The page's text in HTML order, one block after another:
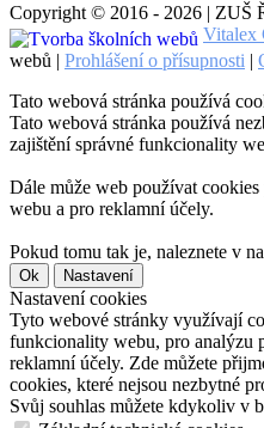
Copyright © 2016 - 2026 | ZUŠ
Vitalex
webů | Prohlášení o přísupnosti |
Tato webová stránka používá
Tato webová stránka používá
zajištění správné funkcionality
Dále může web používat
webu a pro reklamní účely.
Pokud tomu tak je, naleznete v
Ok Nastavení
Nastavení cookies
Tyto webové stránky využívají
funkcionality webu, pro analýzu
reklamní účely. Zde můžete
cookies, které nejsou nezbytné
Svůj souhlas můžete kdykoliv v